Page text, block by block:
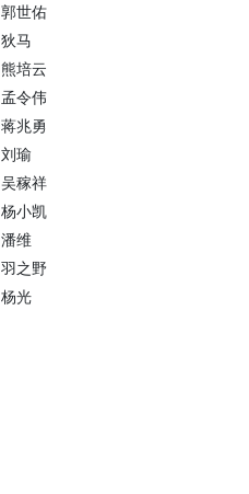
郭世佑
狄马
熊培云
孟令伟
蒋兆勇
刘瑜
吴稼祥
杨小凯
潘维
羽之野
杨光